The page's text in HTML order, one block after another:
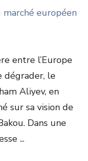
marché européen
entre l’Europe
dégrader, le
Aliyev, en
sur sa vision de
Dans une
...